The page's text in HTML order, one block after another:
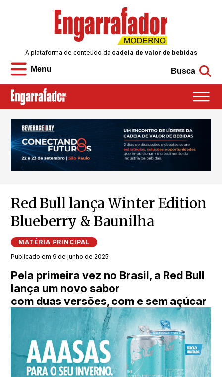
Menu
A plataforma de conteúdo da cadeia de valor de bebidas
Busca
Red Bull lança Winter Edition
Blueberry & Baunilha
MATÉRIA PRINCIPAL
Publicado em 9 de junho de 2025
Pela primeira vez no Brasil, a Red Bull
lança um novo sabor
com duas versões, com e sem açúcar